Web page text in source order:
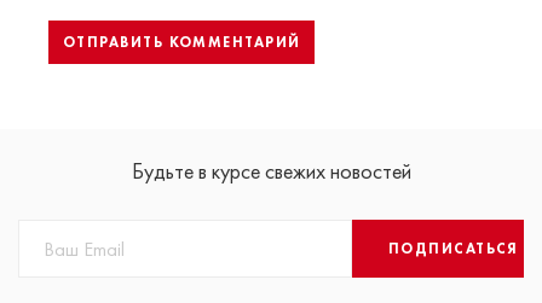
Будьте в курсе свежих новостей
ПОДПИСАТЬСЯ